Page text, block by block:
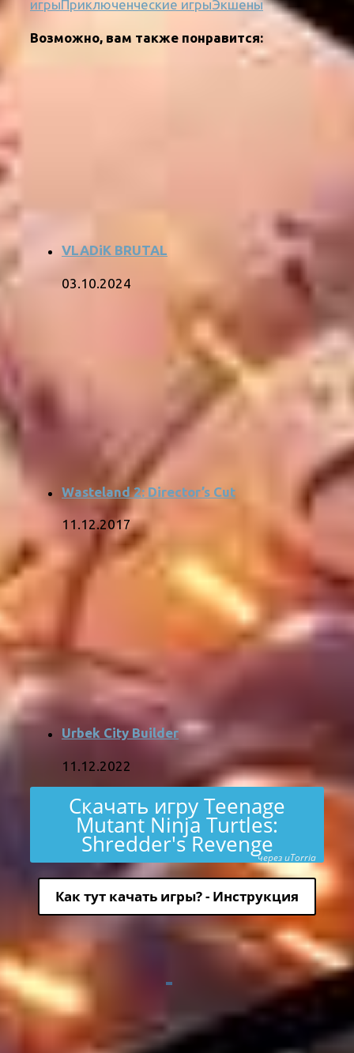
игрыПриключенческие игрыЭкшены
Возможно, вам также понравится:
VLADiK BRUTAL
03.10.2024
Wasteland 2: Director’s Cut
11.12.2017
Urbek City Builder
11.12.2022
Скачать игру Teenage
Mutant Ninja Turtles:
Shredder's Revengeчерез uTorria
Как тут качать игры? - Инструкция